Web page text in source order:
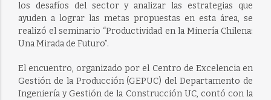
los desafíos del sector y analizar las estrategias que
ayuden a lograr las metas propuestas en esta área, se
realizó el seminario “Productividad en la Minería Chilena:
Una Mirada de Futuro”.
El encuentro, organizado por el Centro de Excelencia en
Gestión de la Producción (GEPUC) del Departamento de
Ingeniería y Gestión de la Construcción UC, contó con la